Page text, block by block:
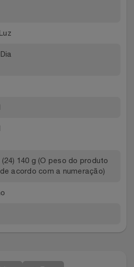
140 g (O peso do produto
acordo com a numeração)